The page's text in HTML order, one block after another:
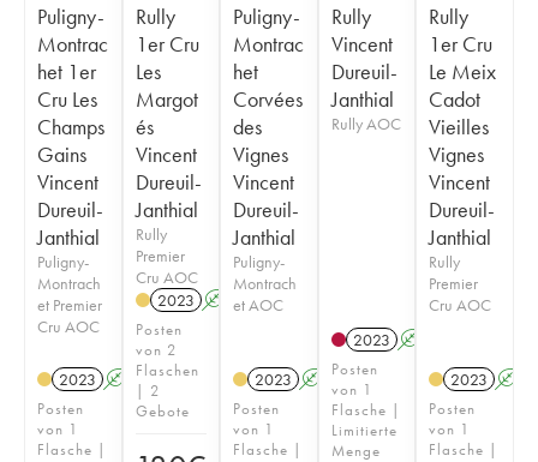
Puligny-
Montrac
het 1er
Cru Les
Champs
Gains
Vincent
Dureuil-
Janthial
Puligny-
Montrach
et Premier
Cru AOC
2023 A
Posten
von 1
Flasche |
Rully
1er Cru
Les
Margot
és
Vincent
Dureuil-
Janthial
Rully
Premier
Cru AOC
2023 A
Posten
von 2
Flaschen
| 2
Gebote
Puligny-
Montrac
het
Corvées
des
Vignes
Vincent
Dureuil-
Janthial
Puligny-
Montrach
et AOC
2023 A
Posten
von 1
Flasche |
Rully
Vincent
Dureuil-
Janthial
Rully AOC
2023 A
Posten
von 1
Flasche |
Limitierte
Menge
Rully
1er Cru
Le Meix
Cadot
Vieilles
Vignes
Vincent
Dureuil-
Janthial
Rully
Premier
Cru AOC
2023 A
Posten
von 1
Flasche |